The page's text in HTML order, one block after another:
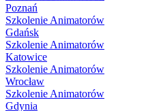
Poznań
Szkolenie Animatorów
Gdańsk
Szkolenie Animatorów
Katowice
Szkolenie Animatorów
Wrocław
Szkolenie Animatorów
Gdynia